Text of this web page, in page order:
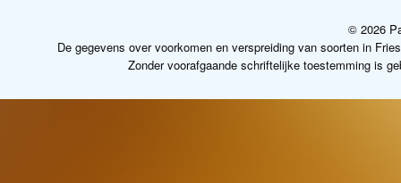
© 2026
De gegevens over voorkomen en verspreiding van soorten in
Zonder voorafgaande schriftelijke toestemming is